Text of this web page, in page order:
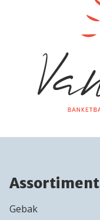
Assortiment
Gebak